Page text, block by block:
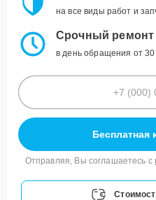
на все виды работ и
Срочный ремонт
в день обращения от
Бесплатная
Отправляя, Вы соглашаетесь с